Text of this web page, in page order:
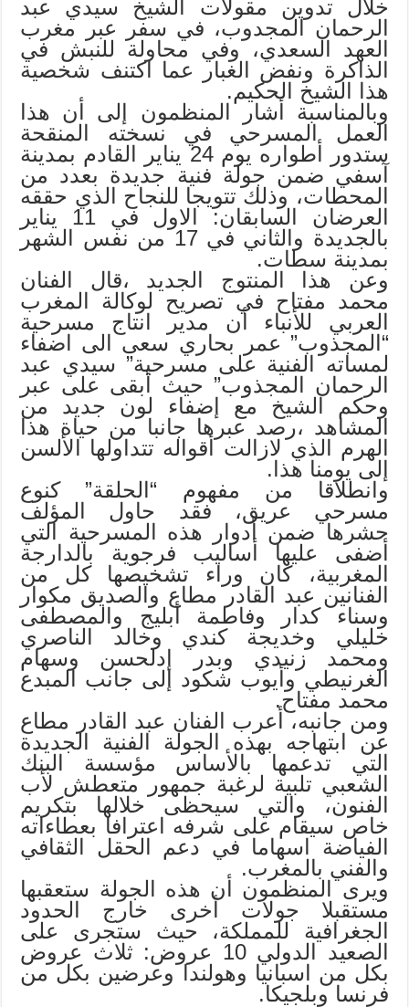
خلال تدوين مقولات الشیخ سیدي عبد
الرحمان المجدوب، في سفر عبر مغرب
العهد السعدي، وفي محاولة للنبش في
الذاكرة ونفض الغبار عما اكتنف شخصیة
هذا الشیخ الحكيم.
وبالمناسبة أشار المنظمون إلى أن هذا
العمل المسرحي في نسخته المنقحة
ستدور أطواره يوم 24 يناير القادم بمدينة
آسفي ضمن جولة فنية جديدة بعدد من
المحطات، وذلك تتويجا للنجاح الذي حققه
العرضان السابقان: الاول في 11 يناير
بالجديدة والثاني في 17 من نفس الشهر
بمدينة سطات.
وعن هذا المنتوج الجديد ،قال الفنان
محمد مفتاح في تصريح لوكالة المغرب
العربي للأنباء أن مدير انتاج مسرحية
“المجذوب” عمر بحاري سعى الى اضفاء
لمساته الفنية على مسرحية” سيدي عبد
الرحمان المجذوب” حيث أبقى على عبر
وحكم الشيخ مع إضفاء لون جديد من
المشاهد ،رصد عبرها جانبا من حياة هذا
الهرم الذي لازالت أقواله تتداولها الألسن
إلى يومنا هذا.
وانطلاقا من مفهوم “الحلقة” كنوع
مسرحي عريق، فقد حاول المؤلف
حشرها ضمن أدوار هذه المسرحية التي
أضفى عليها أساليب فرجوية بالدارجة
المغربية، كان وراء تشخيصها كل من
الفنانين عبد القادر مطاع والصديق مكوار
وسناء كدار وفاطمة أبليج والمصطفى
خليلي وخديجة كندي وخالد الناصري
ومحمد زنيدي وبدر إدلحسن وسهام
الغرنيطي وأيوب شكود إلى جانب المبدع
محمد مفتاح.
ومن جانبه، أعرب الفنان عبد القادر مطاع
عن ابتهاجه بهذه الجولة الفنية الجديدة
التي تدعمها بالأساس مؤسسة البنك
الشعبي تلبية لرغبة جمهور متعطش لأب
الفنون، والتي سيحظى خلالها بتكريم
خاص سيقام على شرفه اعترافا بعطاءاته
الفياضة اسهاما في دعم الحقل الثقافي
والفني بالمغرب.
ويرى المنظمون أن هذه الجولة ستعقبها
مستقبلا جولات أخرى خارج الحدود
الجغرافية للمملكة، حيث ستجرى على
الصعيد الدولي 10 عروض: ثلاث عروض
بكل من اسبانيا وهولندا وعرضين بكل من
فرنسا وبلجيكا.